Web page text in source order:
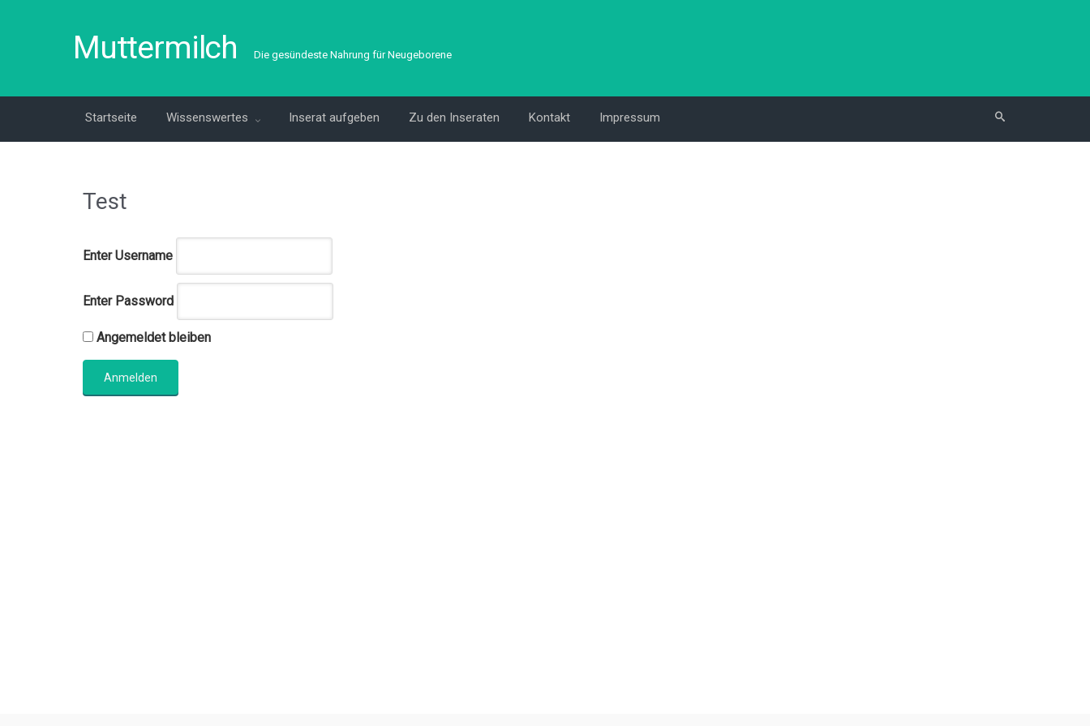
Muttermilch Die gesündeste Nahrung für Neugeborene
Startseite Wissenswertes Inserat aufgeben Zu den Inseraten Kontakt Impressum
Test
Enter Username
Enter Password
Angemeldet bleiben